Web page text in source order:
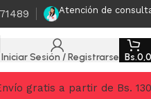
Atención de
Iniciar Sesión / Registrarse Bs.
gratis a partir de Bs.